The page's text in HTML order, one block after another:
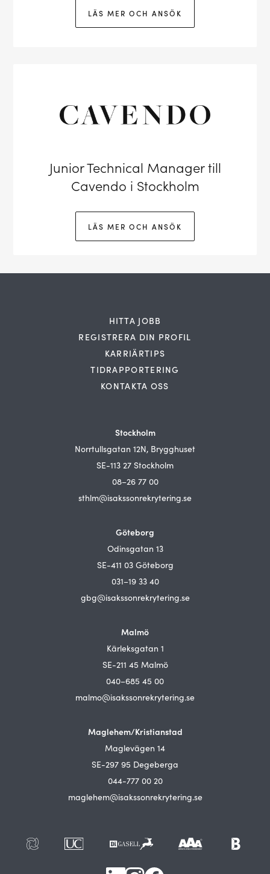
LÄS MER OCH ANSÖK
Junior Technical Manager till
Cavendo i Stockholm
LÄS MER OCH ANSÖK
HITTA JOBB
REGISTRERA DIN PROFIL
KARRIÄRTIPS
TIDRAPPORTERING
KONTAKTA OSS
Stockholm
Norrtullsgatan 12N, Brygghuset
SE-113 27 Stockholm
08–26 77 00
sthlm@isakssonrekrytering.se
Göteborg
Odinsgatan 13
SE-411 03 Göteborg
031–19 33 40
gbg@isakssonrekrytering.se
Malmö
Kärleksgatan 1
SE-211 45 Malmö
040–685 45 00
malmo@isakssonrekrytering.se
Maglehem/Kristianstad
Maglevägen 14
SE-297 95 Degeberga
044-777 00 20
maglehem@isakssonrekrytering.se